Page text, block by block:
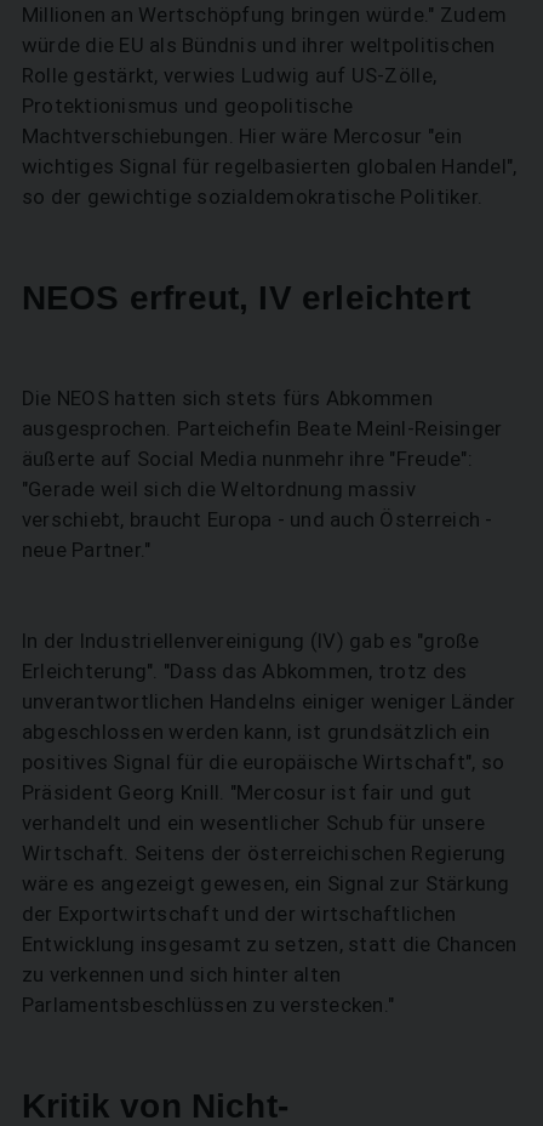
Millionen an Wertschöpfung bringen würde." Zudem
würde die EU als Bündnis und ihrer weltpolitischen
Rolle gestärkt, verwies Ludwig auf US-Zölle,
Protektionismus und geopolitische
Machtverschiebungen. Hier wäre Mercosur "ein
wichtiges Signal für regelbasierten globalen Handel",
so der gewichtige sozialdemokratische Politiker.
NEOS erfreut, IV erleichtert
Die NEOS hatten sich stets fürs Abkommen
ausgesprochen. Parteichefin Beate Meinl-Reisinger
äußerte auf Social Media nunmehr ihre "Freude":
"Gerade weil sich die Weltordnung massiv
verschiebt, braucht Europa - und auch Österreich -
neue Partner."
In der Industriellenvereinigung (IV) gab es "große
Erleichterung". "Dass das Abkommen, trotz des
unverantwortlichen Handelns einiger weniger Länder
abgeschlossen werden kann, ist grundsätzlich ein
positives Signal für die europäische Wirtschaft", so
Präsident Georg Knill. "Mercosur ist fair und gut
verhandelt und ein wesentlicher Schub für unsere
Wirtschaft. Seitens der österreichischen Regierung
wäre es angezeigt gewesen, ein Signal zur Stärkung
der Exportwirtschaft und der wirtschaftlichen
Entwicklung insgesamt zu setzen, statt die Chancen
zu verkennen und sich hinter alten
Parlamentsbeschlüssen zu verstecken."
Kritik von Nicht-